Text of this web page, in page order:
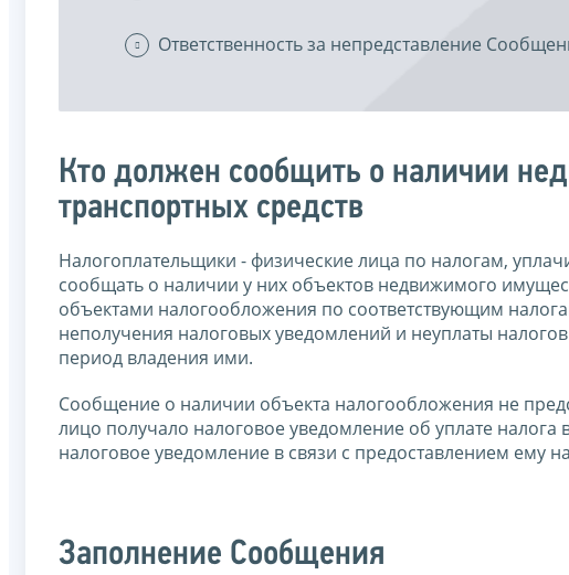
Ответственность за непредставление
Кто должен сообщить о наличии
транспортных средств
Налогоплательщики - физические лица по налогам,
сообщать о наличии у них объектов недвижимого
объектами налогообложения по соответствующим
неполучения налоговых уведомлений и неуплаты
период владения ими.
Сообщение о наличии объекта налогообложения не
лицо получало налоговое уведомление об уплате
налоговое уведомление в связи с предоставлением ему
Заполнение Сообщения